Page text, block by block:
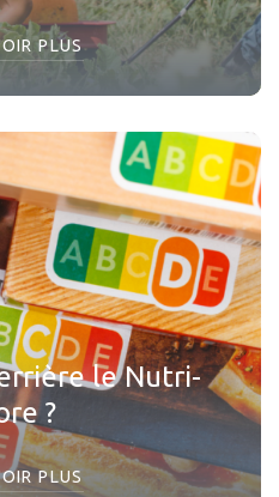
PLUS
le Nutri-
?
PLUS